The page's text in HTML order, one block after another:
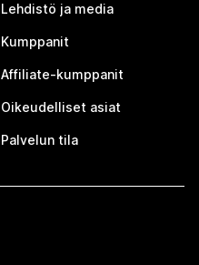
Lehdistö ja media
Kumppanit
Affiliate-kumppanit
Oikeudelliset asiat
Palvelun tila